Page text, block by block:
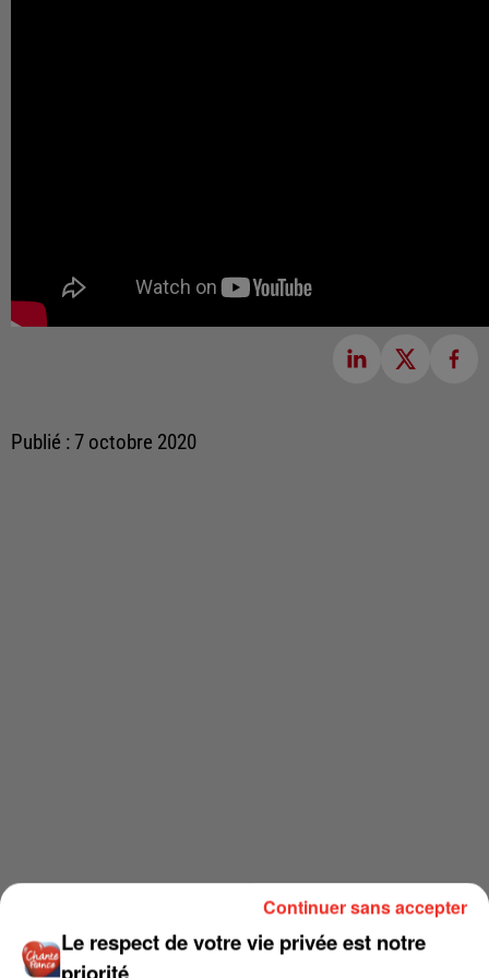
Publié : 7 octobre 2020
Le respect de votre vie privée est notre
priorité
Continuer sans accepter